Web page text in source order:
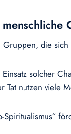
die sich
solcher
Tat nutzen viele
Spiritualismus“